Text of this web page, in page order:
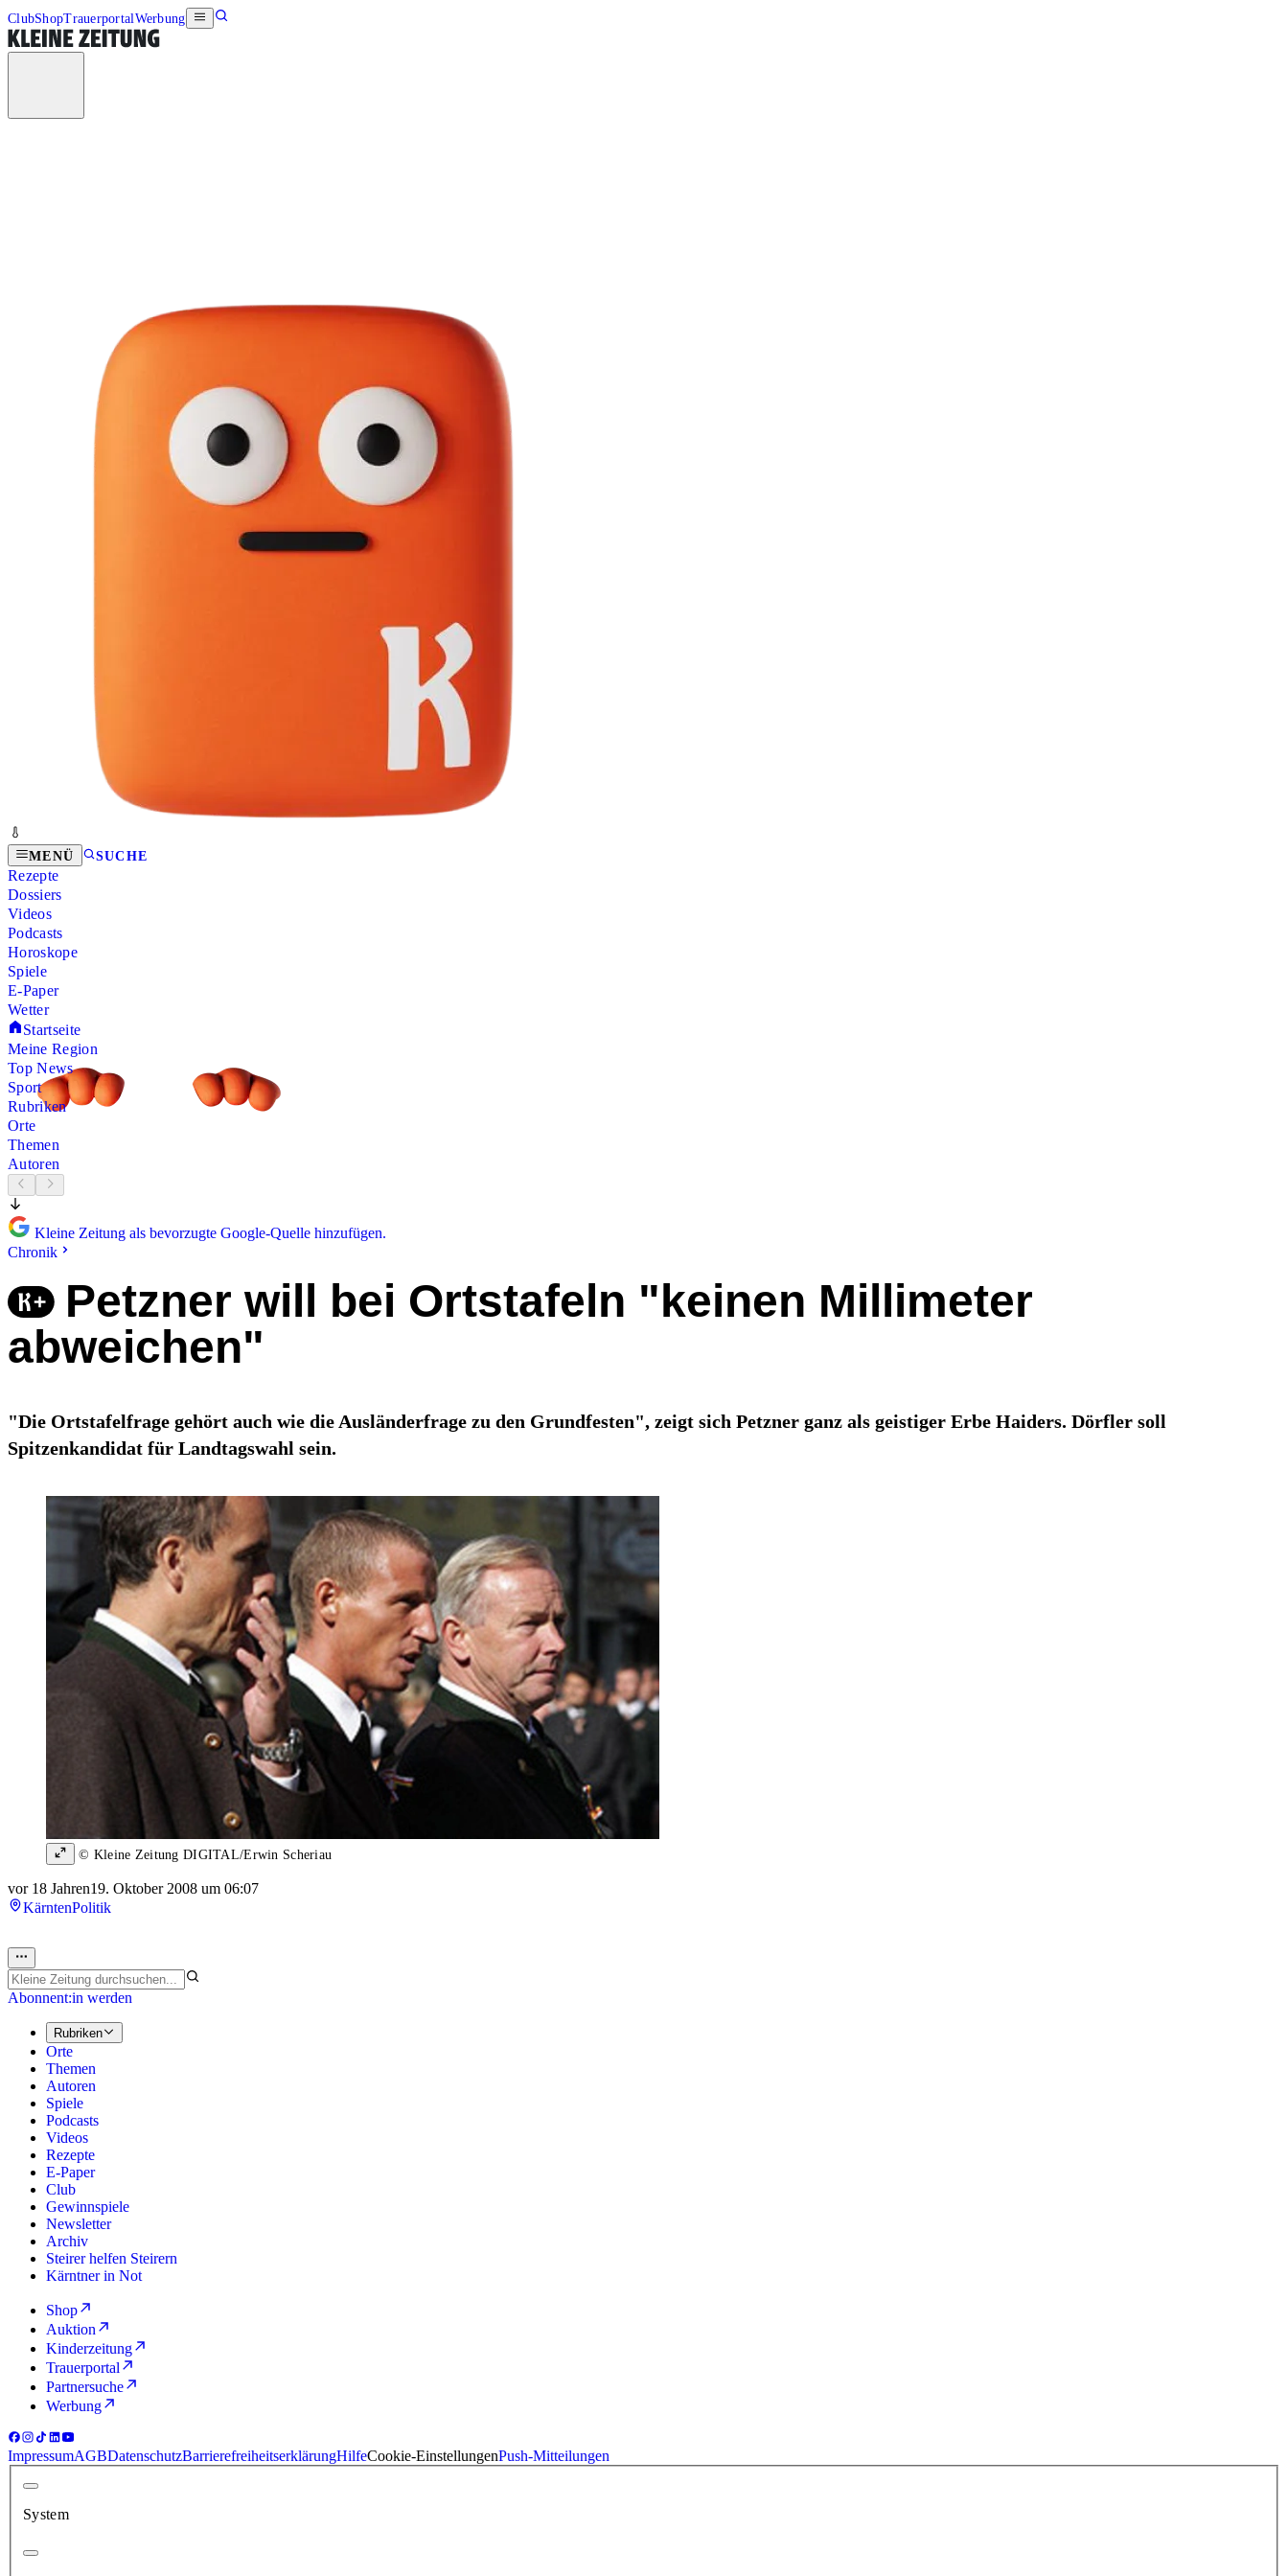
ClubShopTrauerportalWerbung
MENÜ SUCHE
Rezepte
Dossiers
Videos
Podcasts
Horoskope
Spiele
E-Paper
Wetter
Startseite
Meine Region
Top News
Sport
Rubriken
Orte
Themen
Autoren
Kleine Zeitung als bevorzugte Google-Quelle hinzufügen.
Chronik
Petzner will bei Ortstafeln "keinen Millimeter
abweichen"
"Die Ortstafelfrage gehört auch wie die Ausländerfrage zu den Grundfesten", zeigt sich Petzner ganz als geistiger Erbe Haiders. Dörfler soll
Spitzenkandidat für Landtagswahl sein.
© Kleine Zeitung DIGITAL/Erwin Scheriau
vor 18 Jahren19. Oktober 2008 um 06:07
KärntenPolitik
Abonnent:in werden
Rubriken
Orte
Themen
Autoren
Spiele
Podcasts
Videos
Rezepte
E-Paper
Club
Gewinnspiele
Newsletter
Archiv
Steirer helfen Steirern
Kärntner in Not
Shop
Auktion
Kinderzeitung
Trauerportal
Partnersuche
Werbung
ImpressumAGBDatenschutzBarrierefreiheitserklärungHilfeCookie-EinstellungenPush-Mitteilungen
System